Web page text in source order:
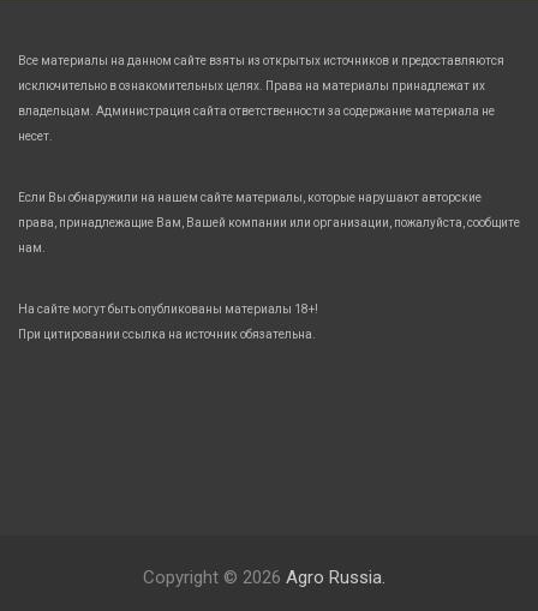
Все материалы на данном сайте взяты из открытых источников и предоставляются
исключительно в ознакомительных целях. Права на материалы принадлежат их
владельцам. Администрация сайта ответственности за содержание материала не
несет.
Если Вы обнаружили на нашем сайте материалы, которые нарушают авторские
права, принадлежащие Вам, Вашей компании или организации, пожалуйста, сообщите
нам.
На сайте могут быть опубликованы материалы 18+!
При цитировании ссылка на источник обязательна.
Copyright © 2026 Agro Russia.